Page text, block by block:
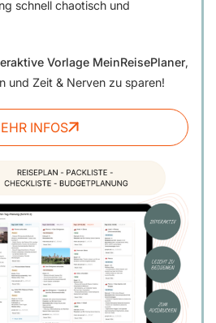
schnell chaotisch und
Vorlage MeinReisePlaner,
und Zeit & Nerven zu sparen!
INFOS